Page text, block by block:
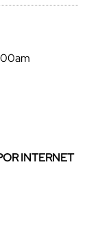
INTERNET